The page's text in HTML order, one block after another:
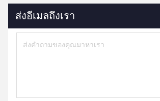
ส่งอีเมลถึงเรา